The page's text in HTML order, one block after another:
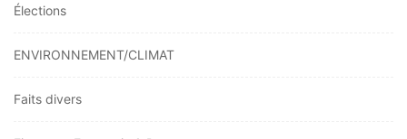
Élections
ENVIRONNEMENT/CLIMAT
Faits divers